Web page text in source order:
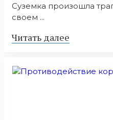
Суземка произошла
своем ...
Читать далее